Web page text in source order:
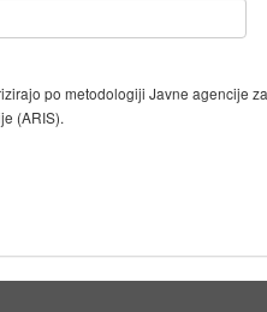
po metodologiji Javne agencije
(ARIS).